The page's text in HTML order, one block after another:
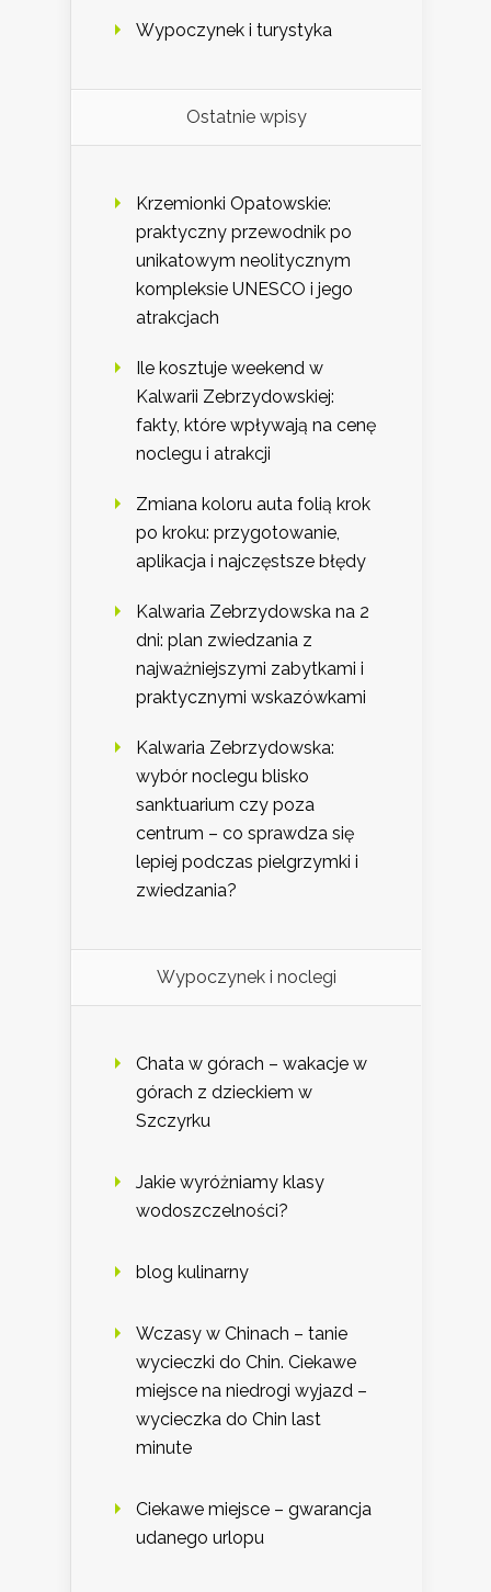
Wypoczynek i turystyka
Ostatnie wpisy
Krzemionki Opatowskie:
praktyczny przewodnik po
unikatowym neolitycznym
kompleksie UNESCO i jego
atrakcjach
Ile kosztuje weekend w
Kalwarii Zebrzydowskiej:
fakty, które wpływają na cenę
noclegu i atrakcji
Zmiana koloru auta folią krok
po kroku: przygotowanie,
aplikacja i najczęstsze błędy
Kalwaria Zebrzydowska na 2
dni: plan zwiedzania z
najważniejszymi zabytkami i
praktycznymi wskazówkami
Kalwaria Zebrzydowska:
wybór noclegu blisko
sanktuarium czy poza
centrum – co sprawdza się
lepiej podczas pielgrzymki i
zwiedzania?
Wypoczynek i noclegi
Chata w górach – wakacje w
górach z dzieckiem w
Szczyrku
Jakie wyróżniamy klasy
wodoszczelności?
blog kulinarny
Wczasy w Chinach – tanie
wycieczki do Chin. Ciekawe
miejsce na niedrogi wyjazd –
wycieczka do Chin last
minute
Ciekawe miejsce – gwarancja
udanego urlopu